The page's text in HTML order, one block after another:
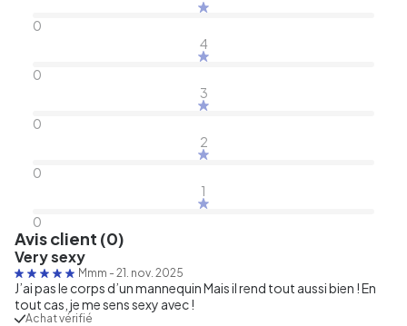
0
4
0
3
0
2
0
1
0
Avis client (0)
Very sexy
Mmm - 21. nov. 2025
J’ai pas le corps d’un mannequin Mais il rend tout aussi bien ! En
tout cas, je me sens sexy avec !
Achat vérifié